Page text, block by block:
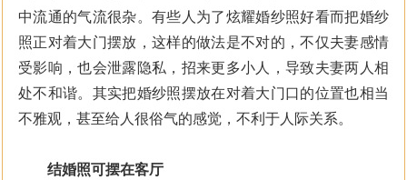
中流通的气流很杂。有些人为了炫耀婚纱照好看而把婚纱
照正对着大门摆放，这样的做法是不对的，不仅夫妻感情
受影响，也会泄露隐私，招来更多小人，导致夫妻两人相
处不和谐。其实把婚纱照摆放在对着大门口的位置也相当
不雅观，甚至给人很俗气的感觉，不利于人际关系。
结婚照可摆在客厅